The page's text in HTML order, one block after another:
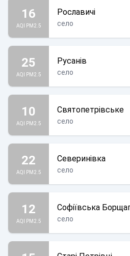
16
AQI PM2.5
Рославичі
село
25
AQI PM2.5
Русанів
село
10
AQI PM2.5
Святопетрівське
село
22
AQI PM2.5
Северинівка
село
12
AQI PM2.5
Софіївська
село